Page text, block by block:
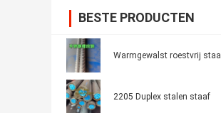
BESTE PRODUCTEN
Warmgewalst roestvrij staal
2205 Duplex stalen staaf